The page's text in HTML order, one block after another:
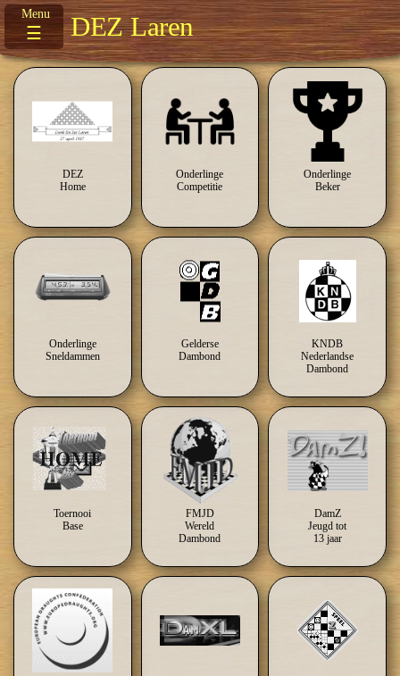
☰ DEZ Laren
DEZ
Home
Onderlinge
Competitie
Onderlinge
Beker
Onderlinge
Sneldammen
Gelderse
Dambond
KNDB
Nederlandse
Dambond
Toernooi
Base
FMJD
Wereld
Dambond
DamZ
Jeugd tot
13 jaar